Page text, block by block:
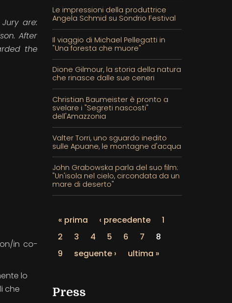
are:
After
the
in co-
lo
che
Le impressioni della produttrice
Angela Schmid su Sondrio Festival
Il viaggio di Michael Pellegatti in
"Una foresta che muore"
Dione Gilmour, la storia della natura
che rinasce dalle sue ceneri
Christian Baumeister è pronto a
svelare i "Segreti nascosti"
dell'Amazzonia
Valter Torri, uno sguardo inedito
sulle Apuane, le montagne d'acqua
John Grabowska parla del suo film:
"Un'isola nel cielo, circondata da un
mare di deserto"
« prima ‹ precedente
1
2
3 4 5 6 7
8
9
seguente › ultima »
Press